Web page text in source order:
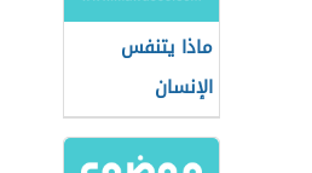
ماذا يتنفس
الإنسان